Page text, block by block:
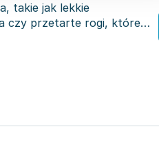
takie jak lekkie
czy przetarte rogi, które